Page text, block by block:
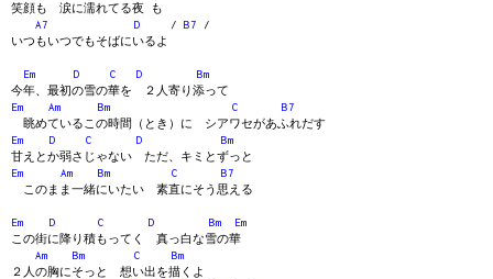
笑顔も 涙に濡れてる夜 も
A7
D / B7 /
いつもいつでもそばにいるよ
Em D C D
Bm
今年、最初の雪の華を ２人寄り添って
Em
Am Bm C
B7
眺めているこの時間（とき）に シアワセがあふれだす
Em
D C D
Bm
甘えとか弱さじゃない ただ、キミとずっと
Em
Am Bm C
B7
このまま一緒にいたい 素直にそう思える
Em D C D Bm
Em
この街に降り積もってく 真っ白な雪の華
Am
Bm C
Bm
２人の胸にそっと 想い出を描くよ